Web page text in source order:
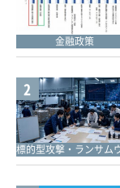
金融政策
2